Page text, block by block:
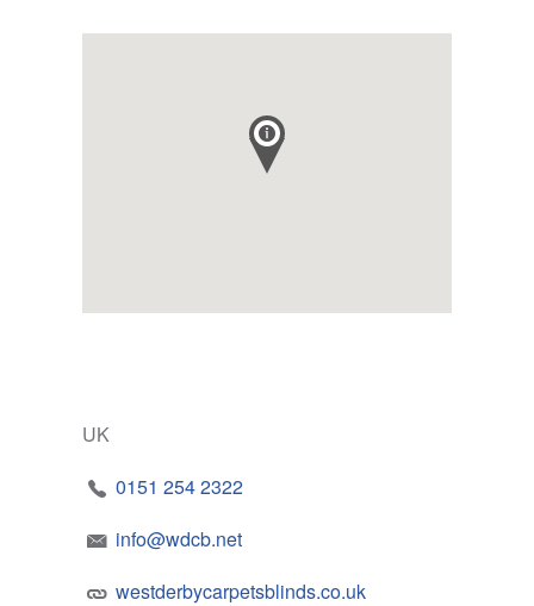
UK
0151 254 2322
info@wdcb.net
westderbycarpetsblinds.co.uk